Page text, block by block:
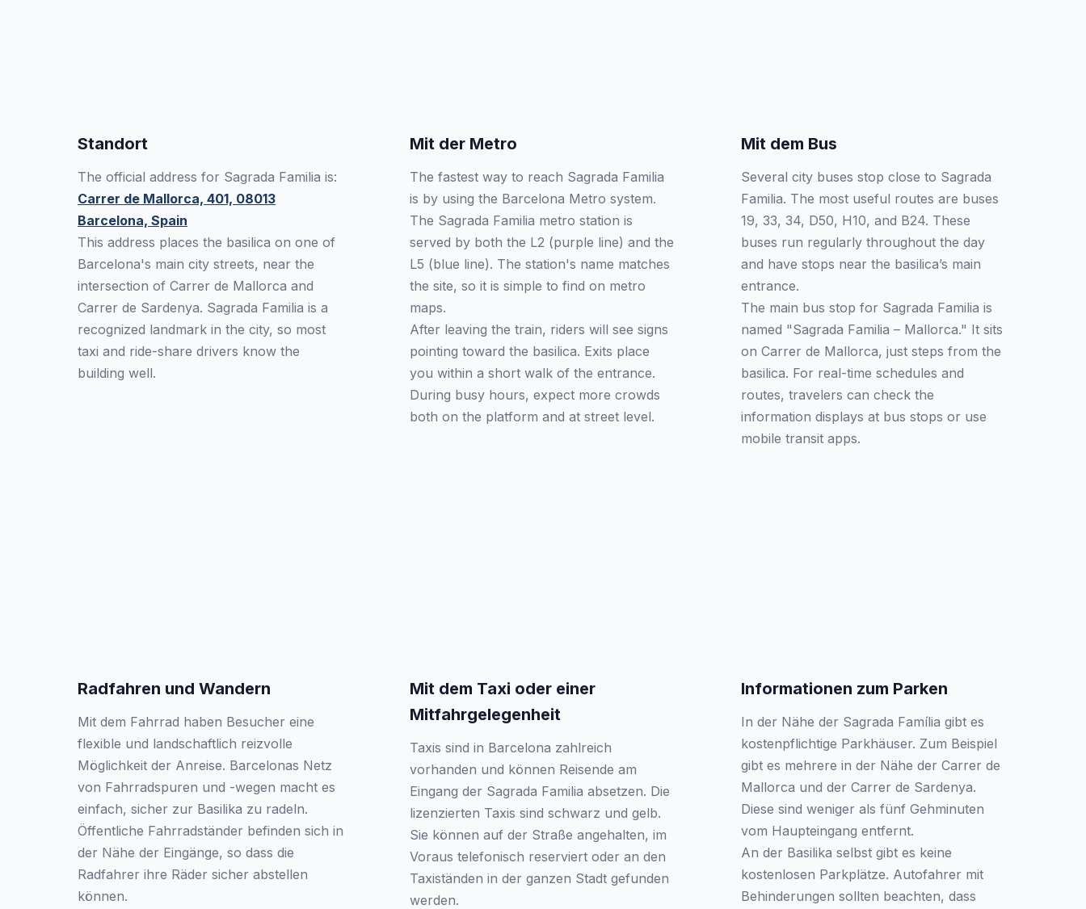
Standort
The official address for Sagrada Familia is:
Carrer de Mallorca, 401, 08013
Barcelona, Spain
This address places the basilica on one of
Barcelona's main city streets, near the
intersection of Carrer de Mallorca and
Carrer de Sardenya. Sagrada Familia is a
recognized landmark in the city, so most
taxi and ride-share drivers know the
building well.
Mit der Metro
The fastest way to reach Sagrada Familia
is by using the Barcelona Metro system.
The Sagrada Familia metro station is
served by both the L2 (purple line) and the
L5 (blue line). The station's name matches
the site, so it is simple to find on metro
maps.
After leaving the train, riders will see signs
pointing toward the basilica. Exits place
you within a short walk of the entrance.
During busy hours, expect more crowds
both on the platform and at street level.
Mit dem Bus
Several city buses stop close to Sagrada
Familia. The most useful routes are buses
19, 33, 34, D50, H10, and B24. These
buses run regularly throughout the day
and have stops near the basilica’s main
entrance.
The main bus stop for Sagrada Familia is
named "Sagrada Familia – Mallorca." It sits
on Carrer de Mallorca, just steps from the
basilica. For real-time schedules and
routes, travelers can check the
information displays at bus stops or use
mobile transit apps.
Radfahren und Wandern
Mit dem Fahrrad haben Besucher eine
flexible und landschaftlich reizvolle
Möglichkeit der Anreise. Barcelonas Netz
von Fahrradspuren und -wegen macht es
einfach, sicher zur Basilika zu radeln.
Öffentliche Fahrradständer befinden sich in
der Nähe der Eingänge, so dass die
Radfahrer ihre Räder sicher abstellen
können.
Mit dem Taxi oder einer
Mitfahrgelegenheit
Taxis sind in Barcelona zahlreich
vorhanden und können Reisende am
Eingang der Sagrada Familia absetzen. Die
lizenzierten Taxis sind schwarz und gelb.
Sie können auf der Straße angehalten, im
Voraus telefonisch reserviert oder an den
Taxiständen in der ganzen Stadt gefunden
werden.
Informationen zum Parken
In der Nähe der Sagrada Família gibt es
kostenpflichtige Parkhäuser. Zum Beispiel
gibt es mehrere in der Nähe der Carrer de
Mallorca und der Carrer de Sardenya.
Diese sind weniger als fünf Gehminuten
vom Haupteingang entfernt.
An der Basilika selbst gibt es keine
kostenlosen Parkplätze. Autofahrer mit
Behinderungen sollten beachten, dass